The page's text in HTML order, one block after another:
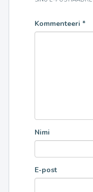
Kommenteeri *
Nimi
E-post